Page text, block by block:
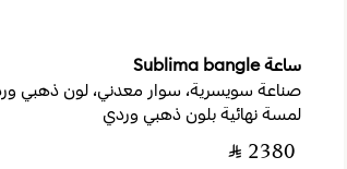
ساعة Sublima bangle
صناعة سويسرية، سوار معدني، لون ذهبي
لمسة نهائية بلون ذهبي وردي
‎ ⃁ ⁦2380⁩ ‎